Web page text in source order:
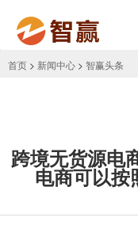
首页 > 新闻中心 > 智赢头条
跨境无货源电
电商可以按